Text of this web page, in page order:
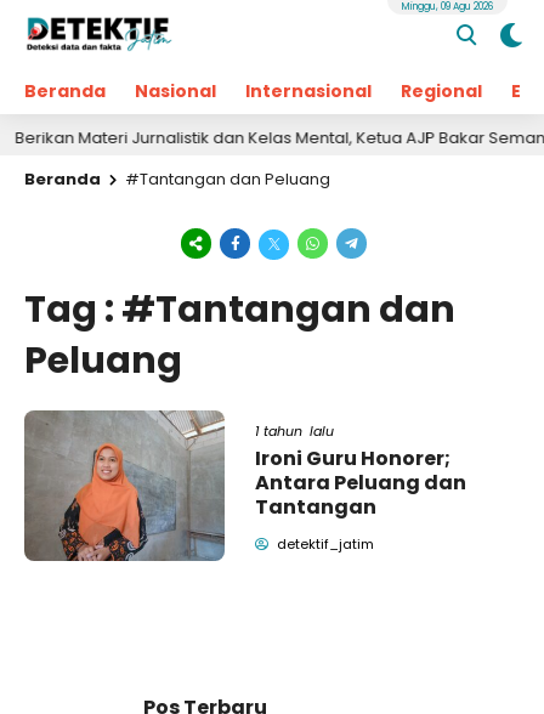
Beranda Nasional Internasional Regional
Minggu, 09 Agu 2026
Materi Jurnalistik dan Kelas Mental, Ketua AJP Bakar Semangat
Beranda
#Tantangan dan Peluang
Tag : #Tantangan dan
Peluang
1 tahun lalu
Ironi Guru Honorer;
Antara Peluang dan
Tantangan
detektif_jatim
Pos Terbaru